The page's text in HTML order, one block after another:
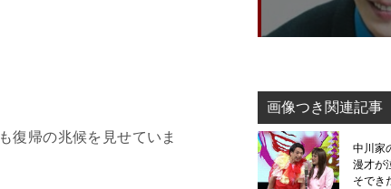
も復帰の兆候を見せていま
画像つき関連記事
中川家
漫才が
そでき